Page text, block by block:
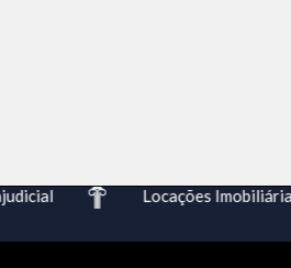
Locações Imobiliárias